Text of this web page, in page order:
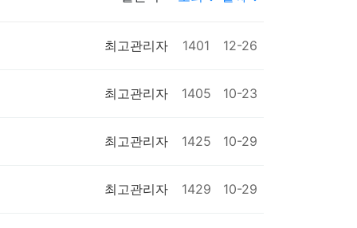
최고관리자 1401 12-26
최고관리자 1405 10-23
최고관리자 1425 10-29
최고관리자 1429 10-29